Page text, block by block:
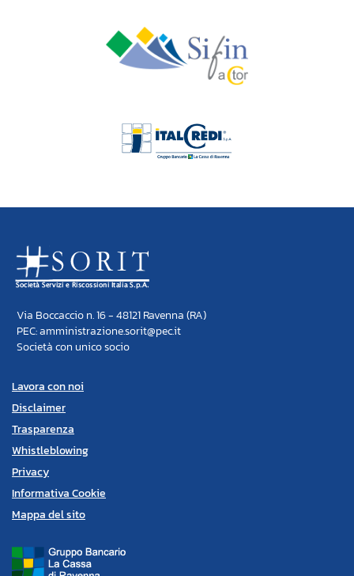
Via Boccaccio n. 16 - 48121 Ravenna (RA)
PEC: amministrazione.sorit@pec.it
Società con unico socio
Lavora con noi
Disclaimer
Trasparenza
Whistleblowing
Privacy
Informativa Cookie
Mappa del sito